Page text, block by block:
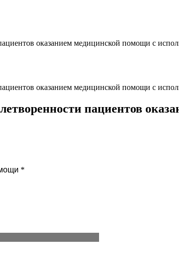
оказанием медицинской помощи с
оказанием медицинской помощи с
пациентов